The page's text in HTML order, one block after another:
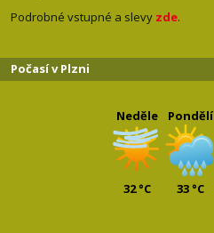
Podrobné vstupné a slevy zde.
Počasí v Plzni
Neděle
32 °C
Pondělí
33 °C